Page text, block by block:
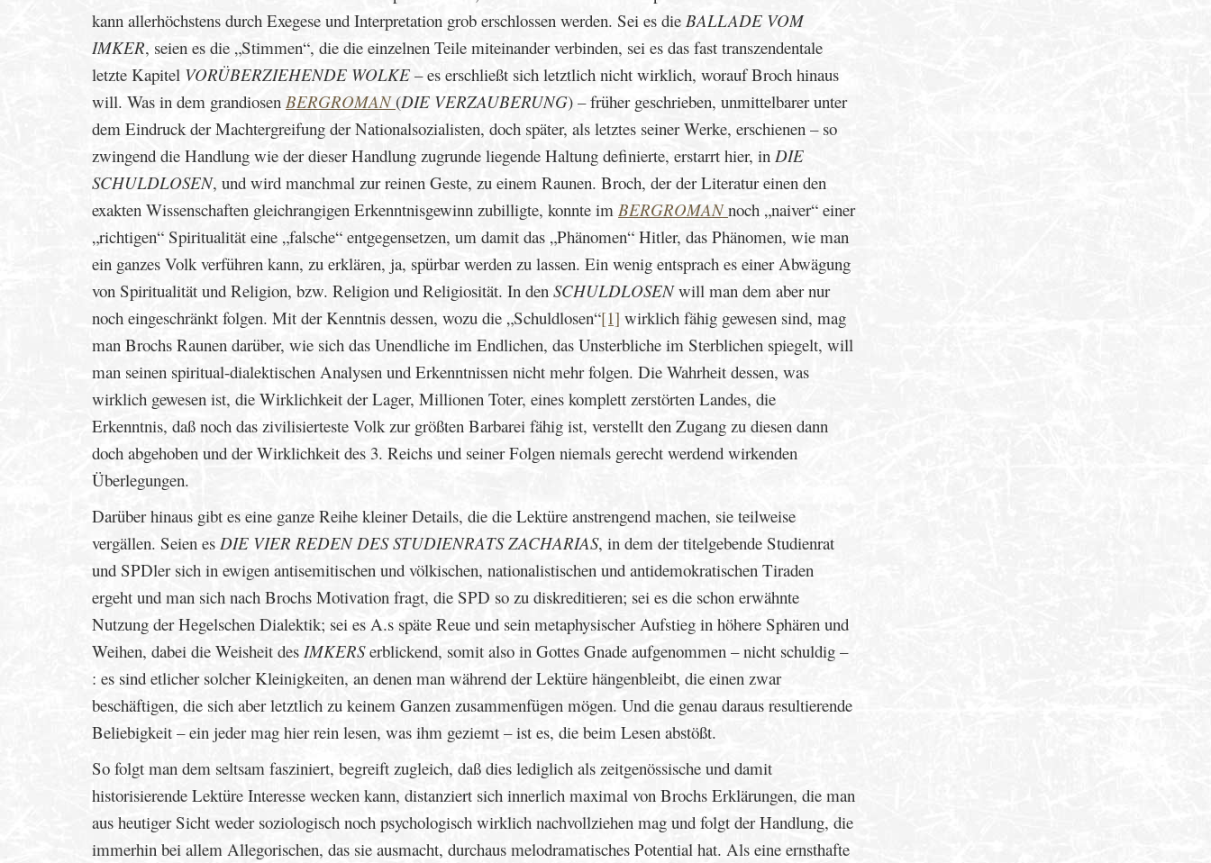
kann allerhöchstens durch Exegese und Interpretation grob erschlossen werden. Sei es die BALLADE VOM
IMKER, seien es die „Stimmen“, die die einzelnen Teile miteinander verbinden, sei es das fast transzendentale
letzte Kapitel VORÜBERZIEHENDE WOLKE – es erschließt sich letztlich nicht wirklich, worauf Broch hinaus
will. Was in dem grandiosen BERGROMAN (DIE VERZAUBERUNG) – früher geschrieben, unmittelbarer unter
dem Eindruck der Machtergreifung der Nationalsozialisten, doch später, als letztes seiner Werke, erschienen – so
zwingend die Handlung wie der dieser Handlung zugrunde liegende Haltung definierte, erstarrt hier, in DIE
SCHULDLOSEN, und wird manchmal zur reinen Geste, zu einem Raunen. Broch, der der Literatur einen den
exakten Wissenschaften gleichrangigen Erkenntnisgewinn zubilligte, konnte im BERGROMAN noch „naiver“ einer
„richtigen“ Spiritualität eine „falsche“ entgegensetzen, um damit das „Phänomen“ Hitler, das Phänomen, wie man
ein ganzes Volk verführen kann, zu erklären, ja, spürbar werden zu lassen. Ein wenig entsprach es einer Abwägung
von Spiritualität und Religion, bzw. Religion und Religiosität. In den SCHULDLOSENwill man dem aber nur
noch eingeschränkt folgen. Mit der Kenntnis dessen, wozu die „Schuldlosen“[1] wirklich fähig gewesen sind, mag
man Brochs Raunen darüber, wie sich das Unendliche im Endlichen, das Unsterbliche im Sterblichen spiegelt, will
man seinen spiritual-dialektischen Analysen und Erkenntnissen nicht mehr folgen. Die Wahrheit dessen, was
wirklich gewesen ist, die Wirklichkeit der Lager, Millionen Toter, eines komplett zerstörten Landes, die
Erkenntnis, daß noch das zivilisierteste Volk zur größten Barbarei fähig ist, verstellt den Zugang zu diesen dann
doch abgehoben und der Wirklichkeit des 3. Reichs und seiner Folgen niemals gerecht werdend wirkenden
Überlegungen.
Darüber hinaus gibt es eine ganze Reihe kleiner Details, die die Lektüre anstrengend machen, sie teilweise
vergällen. Seien es DIE VIER REDEN DES STUDIENRATS ZACHARIAS, in dem der titelgebende Studienrat
und SPDler sich in ewigen antisemitischen und völkischen, nationalistischen und antidemokratischen Tiraden
ergeht und man sich nach Brochs Motivation fragt, die SPD so zu diskreditieren; sei es die schon erwähnte
Nutzung der Hegelschen Dialektik; sei es A.s späte Reue und sein metaphysischer Aufstieg in höhere Sphären und
Weihen, dabei die Weisheit des IMKERSerblickend, somit also in Gottes Gnade aufgenommen – nicht schuldig –
: es sind etlicher solcher Kleinigkeiten, an denen man während der Lektüre hängenbleibt, die einen zwar
beschäftigen, die sich aber letztlich zu keinem Ganzen zusammenfügen mögen. Und die genau daraus resultierende
Beliebigkeit – ein jeder mag hier rein lesen, was ihm geziemt – ist es, die beim Lesen abstößt.
So folgt man dem seltsam fasziniert, begreift zugleich, daß dies lediglich als zeitgenössische und damit
historisierende Lektüre Interesse wecken kann, distanziert sich innerlich maximal von Brochs Erklärungen, die man
aus heutiger Sicht weder soziologisch noch psychologisch wirklich nachvollziehen mag und folgt der Handlung, die
immerhin bei allem Allegorischen, das sie ausmacht, durchaus melodramatisches Potential hat. Als eine ernsthafte